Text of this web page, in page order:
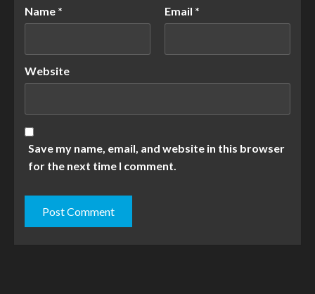
Name * Email *
Website
Save my name, email, and website in this browser
for the next time I comment.